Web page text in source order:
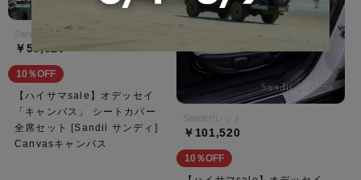
Sandiiキャンバス
￥53,820
10％OFF
【ハイサマsale】オデッセイ
「キャンバス」 シートカバー
全席セット [Sandii サンディ]
Canvasキャンバス
Sandiiガレット
￥101,520
10％OFF